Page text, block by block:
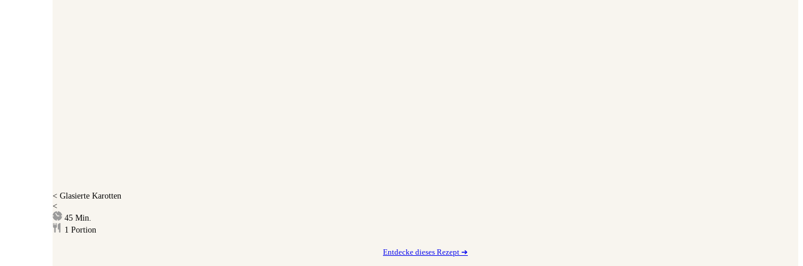
< Glasierte Karotten
<
45 Minuten
Min.
1 Portion
Entdecke dieses Rezept ➔